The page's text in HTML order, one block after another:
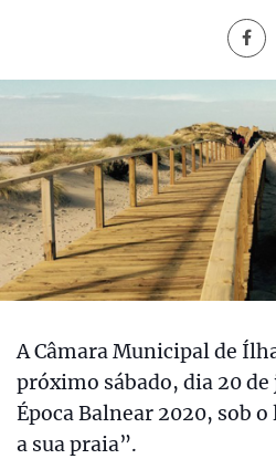
A Câmara Municipal de
próximo sábado, dia 20
Época Balnear 2020, sob o
a sua praia”.